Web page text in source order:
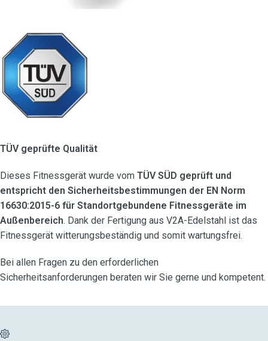
TÜV geprüfte Qualität
Dieses Fitnessgerät wurde vom TÜV SÜD geprüft und
entspricht den Sicherheitsbestimmungen der EN Norm
16630:2015-6 für Standortgebundene Fitnessgeräte im
Außenbereich. Dank der Fertigung aus V2A-Edelstahl ist das
Fitnessgerät witterungsbeständig und somit wartungsfrei.
Bei allen Fragen zu den erforderlichen
Sicherheitsanforderungen beraten wir Sie gerne und kompetent.